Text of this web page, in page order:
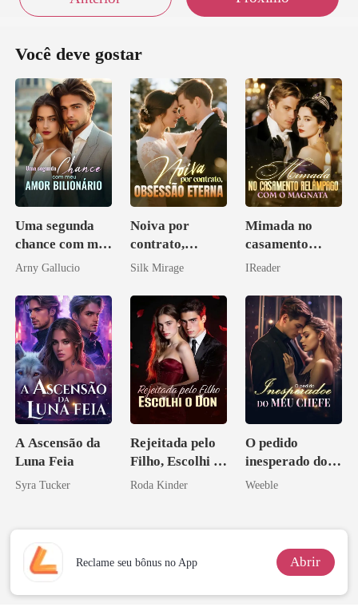
Você deve gostar
Uma segunda
chance com meu
amor bilionário
Arny Gallucio
Noiva por
contrato,
obsessão eterna
Silk Mirage
Mimada no
casamento
relâmpago com
IReader
A Ascensão da
Luna Feia
Syra Tucker
Rejeitada pelo
Filho, Escolhi o
Don
Roda Kinder
O pedido
inesperado do
meu chefe
Weeble
Reclame seu bônus no App Abrir